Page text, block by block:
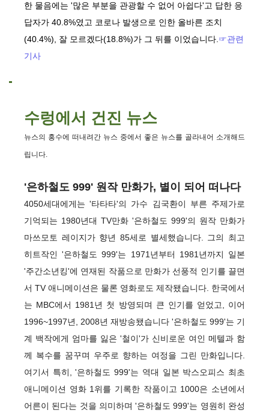
한 물음에는 '많은 부분을 관광할 수 없어 아쉽다'고 답한 응
답자가 40.8%였고 코로나 발생으로 인한 올바른 조치
(40.4%), 잘 모르겠다(18.8%)가 그 뒤를 이었습니다. ☞관련
기사
수렁에서 건진 뉴스
뉴스의 홍수에 떠내려간 뉴스 중에서 좋은 뉴스를 골라내어 소개해드
립니다.
'은하철도 999' 원작 만화가, 별이 되어 떠나다
4050세대에게는 '타타타'의 가수 김국환이 부른 주제가로
기억되는 1980년대 TV만화 '은하철도 999'의 원작 만화가
마쓰모토 레이지가 향년 85세로 별세했습니다. 그의 최고
히트작인 '은하철도 999'는 1971년부터 1981년까지 일본
'주간소년킹'에 연재된 작품으로 만화가 선풍적 인기를 끌면
서 TV 애니메이션은 물론 영화로도 제작됐습니다. 한국에서
는 MBC에서 1981년 첫 방영되며 큰 인기를 얻었고, 이어
1996~1997년, 2008년 재방송됐습니다 '은하철도 999'는 기
계 백작에게 엄마를 잃은 '철이'가 신비로운 여인 메텔과 함
께 복수를 꿈꾸며 우주로 향하는 여정을 그린 만화입니다.
여기서 특히, '은하철도 999'는 역대 일본 박스오피스 최초
애니메이션 영화 1위를 기록한 작품이고 1000은 소년에서
어른이 된다는 것을 의미하며 '은하철도 999'는 영원히 완성